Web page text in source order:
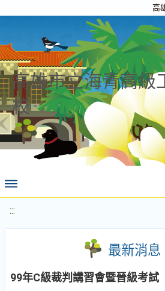
高
高雄市立海青高級
校
:::
最新消息
99年C級裁判講習會暨晉級考試